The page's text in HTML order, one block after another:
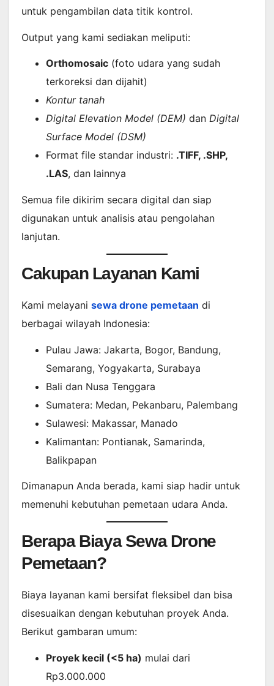
untuk pengambilan data titik kontrol.
Output yang kami sediakan meliputi:
Orthomosaic (foto udara yang sudah
terkoreksi dan dijahit)
Kontur tanah
Digital Elevation Model (DEM) dan Digital
Surface Model (DSM)
Format file standar industri: .TIFF, .SHP,
.LAS, dan lainnya
Semua file dikirim secara digital dan siap
digunakan untuk analisis atau pengolahan
lanjutan.
Cakupan Layanan Kami
Kami melayani sewa drone pemetaan di
berbagai wilayah Indonesia:
Pulau Jawa: Jakarta, Bogor, Bandung,
Semarang, Yogyakarta, Surabaya
Bali dan Nusa Tenggara
Sumatera: Medan, Pekanbaru, Palembang
Sulawesi: Makassar, Manado
Kalimantan: Pontianak, Samarinda,
Balikpapan
Dimanapun Anda berada, kami siap hadir untuk
memenuhi kebutuhan pemetaan udara Anda.
Berapa Biaya Sewa Drone
Pemetaan?
Biaya layanan kami bersifat fleksibel dan bisa
disesuaikan dengan kebutuhan proyek Anda.
Berikut gambaran umum:
Proyek kecil (<5 ha) mulai dari
Rp3.000.000